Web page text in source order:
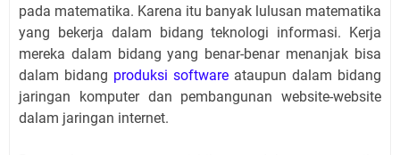
pada matematika. Karena itu banyak lulusan matematika
yang bekerja dalam bidang teknologi informasi. Kerja
mereka dalam bidang yang benar-benar menanjak bisa
dalam bidang produksi software ataupun dalam bidang
jaringan komputer dan pembangunan website-website
dalam jaringan internet.